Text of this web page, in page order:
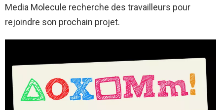
Media Molecule recherche des travailleurs pour
rejoindre son prochain projet.